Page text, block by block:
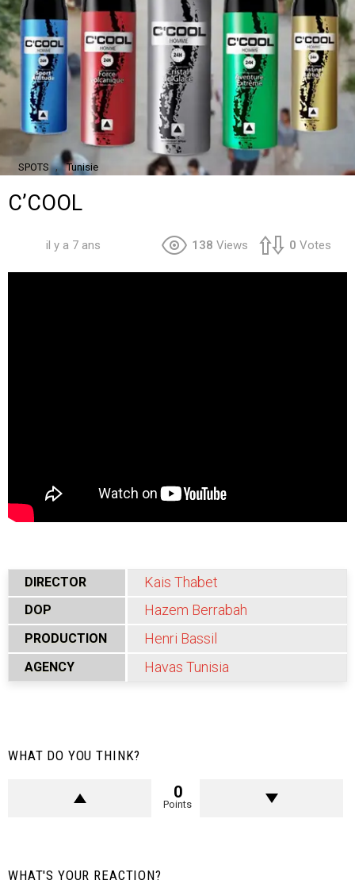
SPOTS , Tunisie
C’COOL
il y a 7 ans 138 Views 0 Votes
DIRECTOR Kais Thabet
DOP Hazem Berrabah
PRODUCTION Henri Bassil
AGENCY Havas Tunisia
WHAT DO YOU THINK?
0
Points
WHAT'S YOUR REACTION?